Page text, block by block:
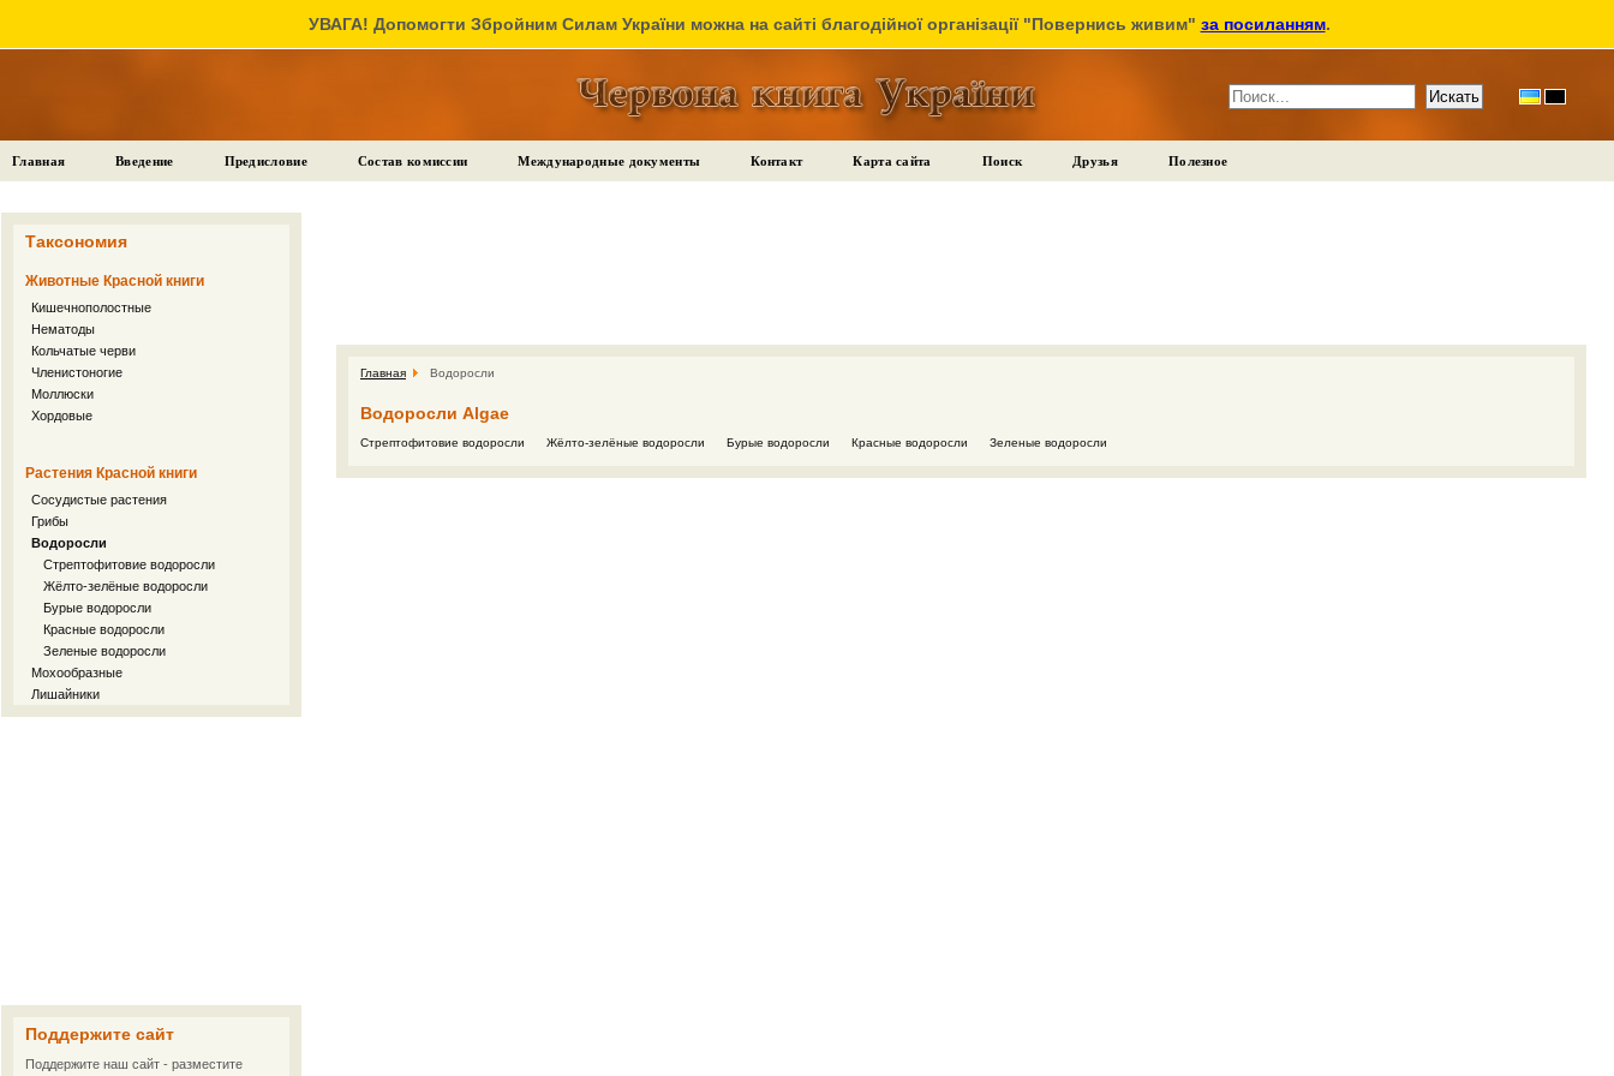
УВАГА! Допомогти Збройним Силам України можна на сайті благодійної організації "Повернись живим" за посиланням.
Главная Введение Предисловие Состав комиссии Международные документы Контакт Карта сайта Поиск Друзья Полезное
Таксономия
Животные Красной книги
Кишечнополостные
Нематоды
Кольчатые черви
Членистоногие
Моллюски
Хордовые
Растения Красной книги
Сосудистые растения
Грибы
Водоросли
Стрептофитовие водоросли
Жёлто-зелёные водоросли
Бурые водоросли
Красные водоросли
Зеленые водоросли
Мохообразные
Лишайники
Поддержите сайт
Поддержите наш сайт - разместите
Главная Водоросли
Водоросли Algae
Стрептофитовие водоросли Жёлто-зелёные водоросли Бурые водоросли Красные водоросли Зеленые водоросли